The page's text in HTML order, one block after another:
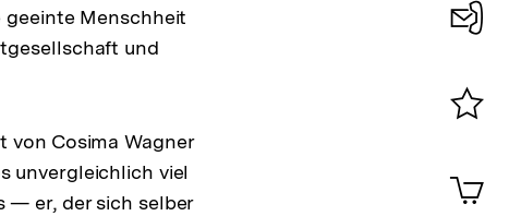
Menschheit
und
von Cosima Wagner
unvergleichlich viel
— er, der sich selber